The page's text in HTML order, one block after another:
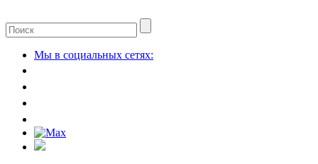
Мы в социальных сетях: